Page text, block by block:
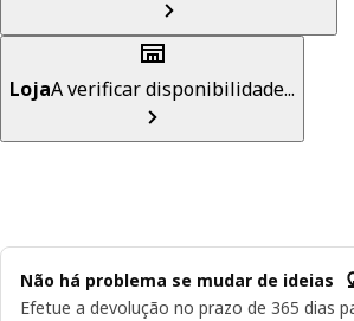
LojaA verificar disponibilidade...
Não há problema se mudar de ideias
Efetue a devolução no prazo de 365 dias